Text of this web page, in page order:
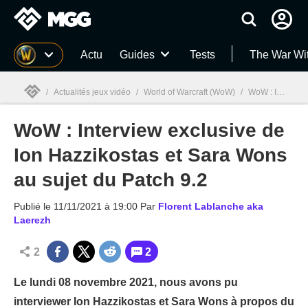
MGG Actu Guides Tests The War
MGG
/ Actualités jeux vidéo / World of Warcraft (WoW) / WoW : Interview exclusive de Ion Hazzikostas et Sara Wons au sujet du Patch 9.2
WoW : Interview exclusive de
Ion Hazzikostas et Sara Wons
au sujet du Patch 9.2
Publié le 11/11/2021 à 19:00 Par Florent Lablanche aka
Laerezh
2 2
Le lundi 08 novembre 2021, nous avons pu
interviewer Ion Hazzikostas et Sara Wons à propos du